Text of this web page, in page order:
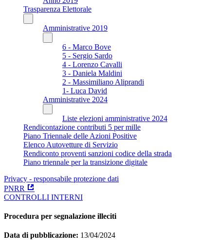
Trasparenza Elettorale
Amministrative 2019
6 - Marco Bove
5 - Sergio Sardo
4 - Lorenzo Cavalli
3 - Daniela Maldini
2 - Massimiliano Aliprandi
1- Luca David
Amministrative 2024
Liste elezioni amministrative 2024
Rendicontazione contributi 5 per mille
Piano Triennale delle Azioni Positive
Elenco Autovetture di Servizio
Rendiconto proventi sanzioni codice della strada
Piano triennale per la transizione digitale
Privacy - responsabile protezione dati
PNRR
CONTROLLI INTERNI
Procedura per segnalazione illeciti
Data di pubblicazione: 13/04/2024